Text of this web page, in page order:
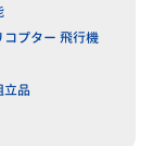
コプター 飛行機
立品